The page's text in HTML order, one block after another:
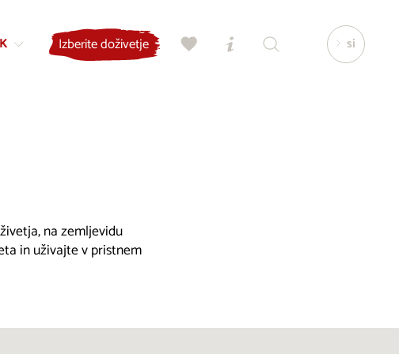
Izberite doživetje si
na zemljevidu
in uživajte v pristnem